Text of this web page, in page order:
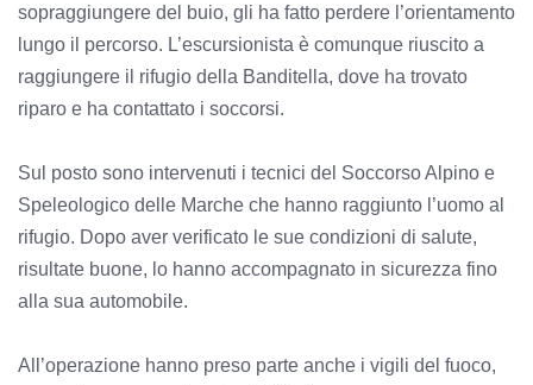
sopraggiungere del buio, gli ha fatto perdere l’orientamento
lungo il percorso. L’escursionista è comunque riuscito a
raggiungere il rifugio della Banditella, dove ha trovato
riparo e ha contattato i soccorsi.
Sul posto sono intervenuti i tecnici del Soccorso Alpino e
Speleologico delle Marche che hanno raggiunto l’uomo al
rifugio. Dopo aver verificato le sue condizioni di salute,
risultate buone, lo hanno accompagnato in sicurezza fino
alla sua automobile.
All’operazione hanno preso parte anche i vigili del fuoco,